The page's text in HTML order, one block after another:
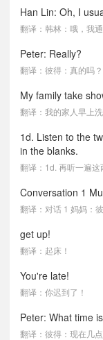
Han Lin: Oh, I
翻译：韩林：哦，我通
Peter: Really?
翻译：彼得：真的吗？
My family take
翻译：我的家人早上洗
1d. Listen to the
in the blanks.
翻译：1d. 再听一遍这
Conversation 1
翻译：对话 1 妈妈：彼
get up!
翻译：起床！
You're late!
翻译：你迟到了！
Peter: What time
翻译：彼得：现在几